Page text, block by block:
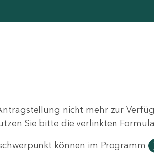
nicht mehr zur
Sie bitte die verlinkten
können im Programm